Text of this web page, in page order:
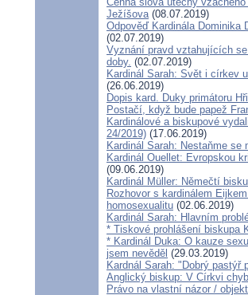
Ježíšova(08.07.2019)
Odpověď Kardinála Dominika
(02.07.2019)
Vyznání pravd vztahujících
doby. (02.07.2019)
Kardinál Sarah: Svět i církev
(26.06.2019)
Dopis kard. Duky primátoru
Postačí, když bude papež
Kardinálové a biskupové
24/2019) (17.06.2019)
Kardinál Sarah: Nestaňme
Kardinál Ouellet: Evropskou
(09.06.2019)
Kardinál Müller: Němečtí
Rozhovor s kardinálem
homosexualitu (02.06.2019)
Kardinál Sarah: Hlavním
* Tiskové prohlášení biskupa
* Kardinál Duka: O kauze
jsem nevěděl (29.03.2019)
Kardnál Sarah: "Dobrý
Anglický biskup: V Církvi
Právo na vlastní názor /